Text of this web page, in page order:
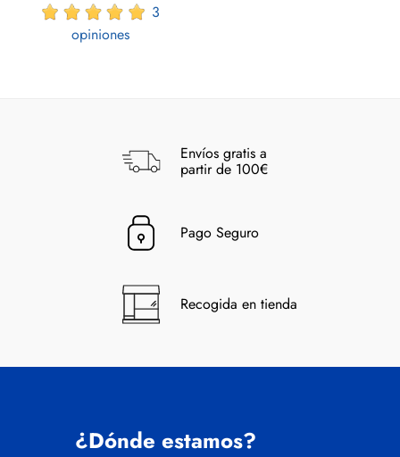
3
opiniones
Envíos gratis a
partir de 100€
Pago Seguro
Recogida en tienda
¿Dónde estamos?